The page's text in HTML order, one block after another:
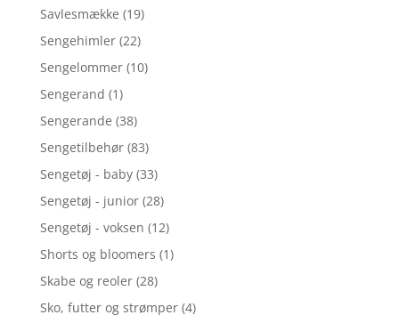
Savlesmække (19)
Sengehimler (22)
Sengelommer (10)
Sengerand (1)
Sengerande (38)
Sengetilbehør (83)
Sengetøj - baby (33)
Sengetøj - junior (28)
Sengetøj - voksen (12)
Shorts og bloomers (1)
Skabe og reoler (28)
Sko, futter og strømper (4)